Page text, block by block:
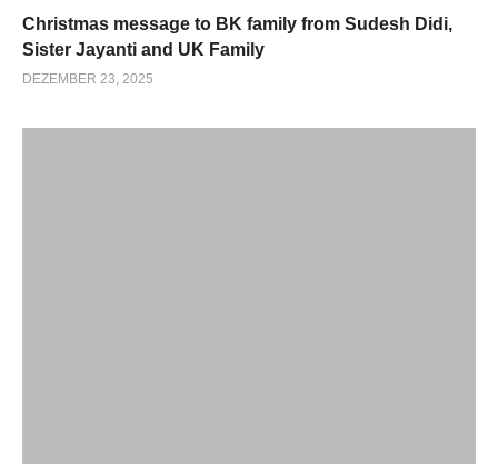
Christmas message to BK family from Sudesh Didi,
Sister Jayanti and UK Family
DEZEMBER 23, 2025